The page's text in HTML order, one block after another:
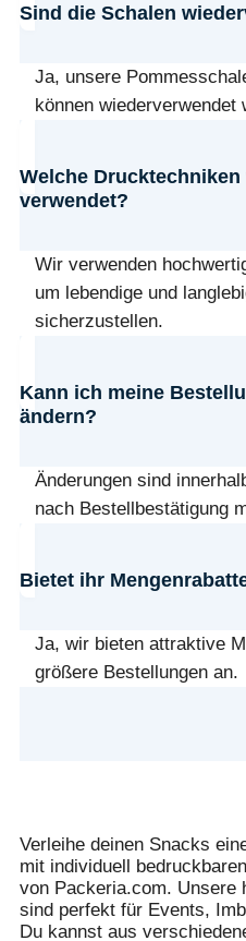
Sind die Schalen
Ja, unsere
können wiederverwendet
Welche Drucktechniken
verwendet?
Wir verwenden
um lebendige und
sicherzustellen.
Kann ich meine
ändern?
Änderungen sind
nach Bestellbestätigung
Bietet ihr
Ja, wir bieten attraktive
größere Bestellungen an.
Verleihe deinen Snacks
mit individuell
von Packeria.com. Unsere
sind perfekt für Events,
Du kannst aus